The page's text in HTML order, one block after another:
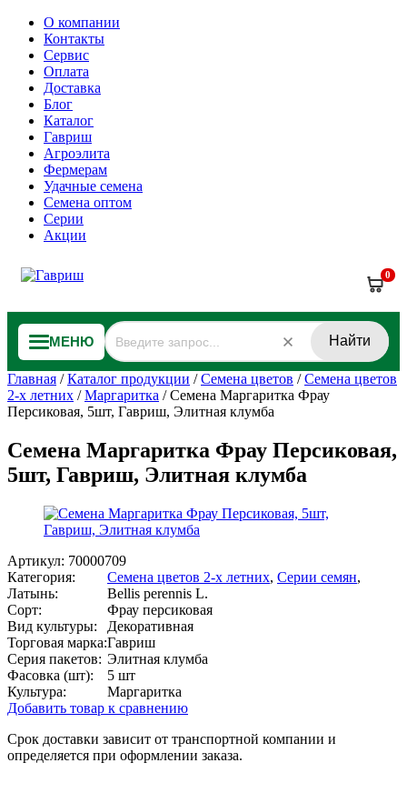
О компании
Контакты
Сервис
Оплата
Доставка
Блог
Каталог
Гавриш
Агроэлита
Фермерам
Удачные семена
Семена оптом
Серии
Акции
0
МЕНЮ Найти
Главная /Каталог продукции /Семена цветов /Семена цветов
2-х летних /Маргаритка /Семена Маргаритка Фрау
Персиковая, 5шт, Гавриш, Элитная клумба
Семена Маргаритка Фрау Персиковая,
5шт, Гавриш, Элитная клумба
Артикул: 70000709
Категория:
Семена цветов 2-х летних, Серии семян,
Латынь:
Bellis perennis L.
Сорт:
Фрау персиковая
Вид культуры:
Декоративная
Торговая марка:Гавриш
Серия пакетов: Элитная клумба
Фасовка (шт):
5 шт
Культура:
Маргаритка
Добавить товар к сравнению
Срок доставки зависит от транспортной компании и
определяется при оформлении заказа.